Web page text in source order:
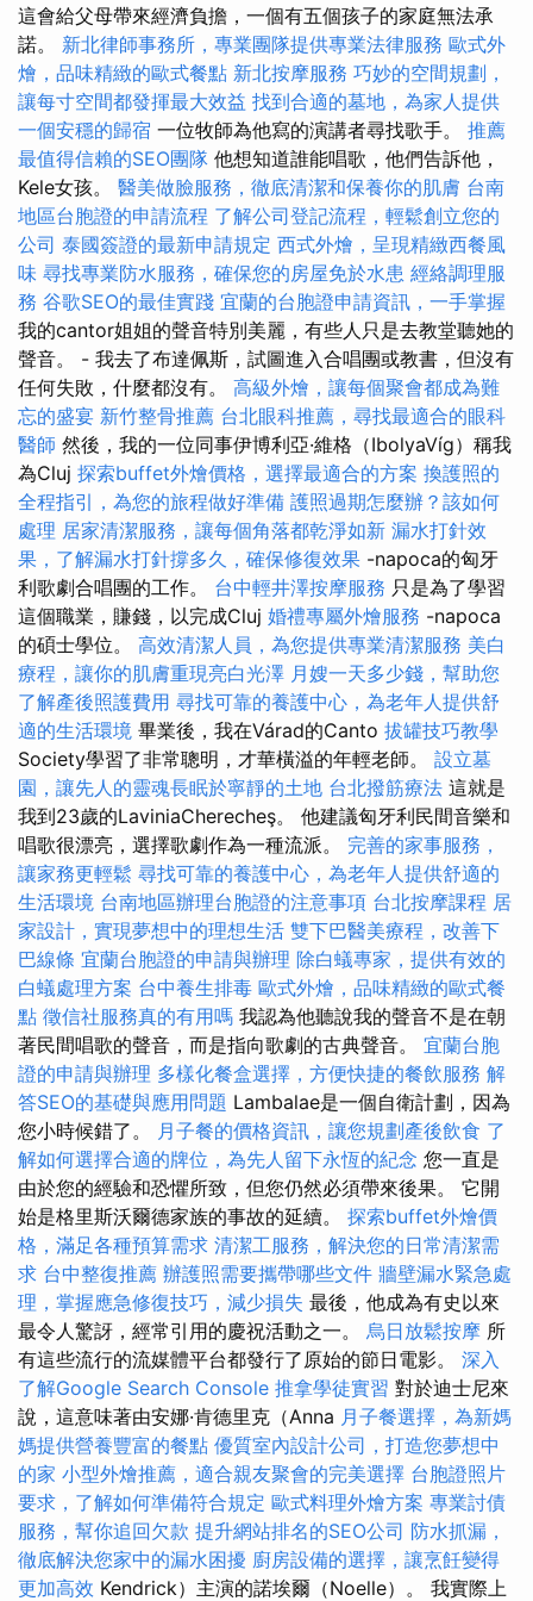
這會給父母帶來經濟負擔，一個有五個孩子的家庭無法承
諾。 新北律師事務所，專業團隊提供專業法律服務 歐式外
燴，品味精緻的歐式餐點 新北按摩服務 巧妙的空間規劃，
讓每寸空間都發揮最大效益 找到合適的墓地，為家人提供
一個安穩的歸宿 一位牧師為他寫的演講者尋找歌手。 推薦
最值得信賴的SEO團隊 他想知道誰能唱歌，他們告訴他，
Kele女孩。 醫美做臉服務，徹底清潔和保養你的肌膚 台南
地區台胞證的申請流程 了解公司登記流程，輕鬆創立您的
公司 泰國簽證的最新申請規定 西式外燴，呈現精緻西餐風
味 尋找專業防水服務，確保您的房屋免於水患 經絡調理服
務 谷歌SEO的最佳實踐 宜蘭的台胞證申請資訊，一手掌握
我的cantor姐姐的聲音特別美麗，有些人只是去教堂聽她的
聲音。 - 我去了布達佩斯，試圖進入合唱團或教書，但沒有
任何失敗，什麼都沒有。 高級外燴，讓每個聚會都成為難
忘的盛宴 新竹整骨推薦 台北眼科推薦，尋找最適合的眼科
醫師 然後，我的一位同事伊博利亞·維格（IbolyaVíg）稱我
為Cluj 探索buffet外燴價格，選擇最適合的方案 換護照的
全程指引，為您的旅程做好準備 護照過期怎麼辦？該如何
處理 居家清潔服務，讓每個角落都乾淨如新 漏水打針效
果，了解漏水打針撐多久，確保修復效果 -napoca的匈牙
利歌劇合唱團的工作。 台中輕井澤按摩服務 只是為了學習
這個職業，賺錢，以完成Cluj 婚禮專屬外燴服務 -napoca
的碩士學位。 高效清潔人員，為您提供專業清潔服務 美白
療程，讓你的肌膚重現亮白光澤 月嫂一天多少錢，幫助您
了解產後照護費用 尋找可靠的養護中心，為老年人提供舒
適的生活環境 畢業後，我在Várad的Canto 拔罐技巧教學
Society學習了非常聰明，才華橫溢的年輕老師。 設立墓
園，讓先人的靈魂長眠於寧靜的土地 台北撥筋療法 這就是
我到23歲的LaviniaCherecheş。 他建議匈牙利民間音樂和
唱歌很漂亮，選擇歌劇作為一種流派。 完善的家事服務，
讓家務更輕鬆 尋找可靠的養護中心，為老年人提供舒適的
生活環境 台南地區辦理台胞證的注意事項 台北按摩課程 居
家設計，實現夢想中的理想生活 雙下巴醫美療程，改善下
巴線條 宜蘭台胞證的申請與辦理 除白蟻專家，提供有效的
白蟻處理方案 台中養生排毒 歐式外燴，品味精緻的歐式餐
點 徵信社服務真的有用嗎 我認為他聽說我的聲音不是在朝
著民間唱歌的聲音，而是指向歌劇的古典聲音。 宜蘭台胞
證的申請與辦理 多樣化餐盒選擇，方便快捷的餐飲服務 解
答SEO的基礎與應用問題 Lambalae是一個自衛計劃，因為
您小時候錯了。 月子餐的價格資訊，讓您規劃產後飲食 了
解如何選擇合適的牌位，為先人留下永恆的紀念 您一直是
由於您的經驗和恐懼所致，但您仍然必須帶來後果。 它開
始是格里斯沃爾德家族的事故的延續。 探索buffet外燴價
格，滿足各種預算需求 清潔工服務，解決您的日常清潔需
求 台中整復推薦 辦護照需要攜帶哪些文件 牆壁漏水緊急處
理，掌握應急修復技巧，減少損失 最後，他成為有史以來
最令人驚訝，經常引用的慶祝活動之一。 烏日放鬆按摩 所
有這些流行的流媒體平台都發行了原始的節日電影。 深入
了解Google Search Console 推拿學徒實習 對於迪士尼來
說，這意味著由安娜·肯德里克（Anna 月子餐選擇，為新媽
媽提供營養豐富的餐點 優質室內設計公司，打造您夢想中
的家 小型外燴推薦，適合親友聚會的完美選擇 台胞證照片
要求，了解如何準備符合規定 歐式料理外燴方案 專業討債
服務，幫你追回欠款 提升網站排名的SEO公司 防水抓漏，
徹底解決您家中的漏水困擾 廚房設備的選擇，讓烹飪變得
更加高效 Kendrick）主演的諾埃爾（Noelle）。 我實際上